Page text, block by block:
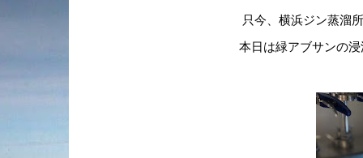
只今、横浜ジン蒸溜
本日は緑アブサンの